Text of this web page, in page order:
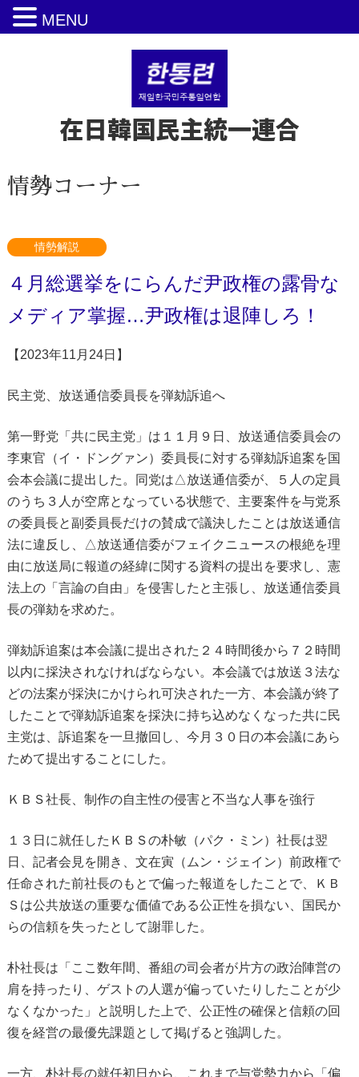
在日韓国民主統一連合
情勢コーナー
情勢解説
４月総選挙をにらんだ尹政権の露骨な
メディア掌握…尹政権は退陣しろ！
【2023年11月24日】
民主党、放送通信委員長を弾劾訴追へ
第一野党「共に民主党」は１１月９日、放送通信委員会の
李東官（イ・ドングァン）委員長に対する弾劾訴追案を国
会本会議に提出した。同党は△放送通信委が、５人の定員
のうち３人が空席となっている状態で、主要案件を与党系
の委員長と副委員長だけの賛成で議決したことは放送通信
法に違反し、△放送通信委がフェイクニュースの根絶を理
由に放送局に報道の経緯に関する資料の提出を要求し、憲
法上の「言論の自由」を侵害したと主張し、放送通信委員
長の弾劾を求めた。
弾劾訴追案は本会議に提出された２４時間後から７２時間
以内に採決されなければならない。本会議では放送３法な
どの法案が採決にかけられ可決された一方、本会議が終了
したことで弾劾訴追案を採決に持ち込めなくなった共に民
主党は、訴追案を一旦撤回し、今月３０日の本会議にあら
ためて提出することにした。
ＫＢＳ社長、制作の自主性の侵害と不当な人事を強行
１３日に就任したＫＢＳの朴敏（パク・ミン）社長は翌
日、記者会見を開き、文在寅（ムン・ジェイン）前政権で
任命された前社長のもとで偏った報道をしたことで、ＫＢ
Ｓは公共放送の重要な価値である公正性を損ない、国民か
らの信頼を失ったとして謝罪した。
朴社長は「ここ数年間、番組の司会者が片方の政治陣営の
肩を持ったり、ゲストの人選が偏っていたりしたことが少
なくなかった」と説明した上で、公正性の確保と信頼の回
復を経営の最優先課題として掲げると強調した。
一方、朴社長の就任初日から、これまで与党勢力から「偏
MENU